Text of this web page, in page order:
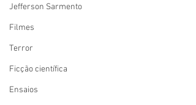
Jefferson Sarmento
Filmes
Terror
Ficção científica
Ensaios